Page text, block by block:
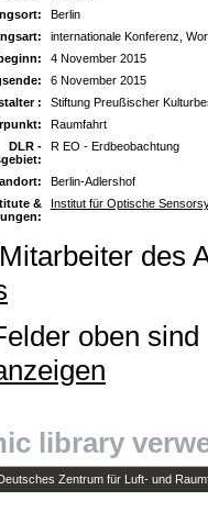
Berlin
internationale Konferenz,
4 November 2015
6 November 2015
:
Stiftung Preußischer
Raumfahrt
DLR -
R EO - Erdbeobachtung
Berlin-Adlershof
&
Institut für Optische
des
oben
library
Zentrum für Luft- und